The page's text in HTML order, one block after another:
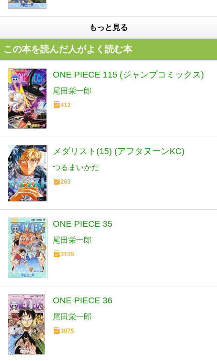
もっと見る
この本を読んだ人がよく読む本
ONE PIECE 115 (ジャンプコミックス)
尾田栄一郎
412
メダリスト(15) (アフタヌーンKC)
つるまいかだ
263
ONE PIECE 35
尾田栄一郎
3105
ONE PIECE 36
尾田栄一郎
3075